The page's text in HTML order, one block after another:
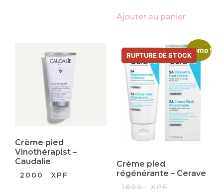
Ajouter au panier
Crème pied
Vinothérapist –
Caudalie
2000 XPF
Promo !
Crème pied
régénérante – Cerave
1800
XPF